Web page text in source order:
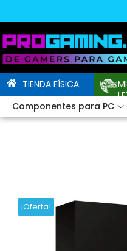
TIENDA FÍSICA
Componentes para PC
¡Oferta!